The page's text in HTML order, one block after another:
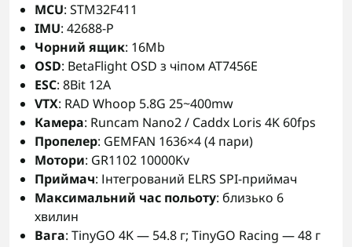
MCU: STM32F411
IMU: 42688-P
Чорний ящик: 16Mb
OSD: BetaFlight OSD з чіпом AT7456E
ESC: 8Bit 12A
VTX: RAD Whoop 5.8G 25~400mw
Камера: Runcam Nano2 / Caddx Loris 4K 60fps
Пропелер: GEMFAN 1636×4 (4 пари)
Мотори: GR1102 10000Kv
Приймач: Інтегрований ELRS SPI-приймач
Максимальний час польоту: близько 6
хвилин
Вага: TinyGO 4K — 54.8 г; TinyGO Racing — 48 г